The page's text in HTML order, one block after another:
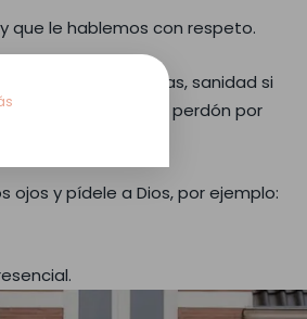
que le hablemos con respeto.
financieras, sanidad si
y que le pidamos perdón por
ojos y pídele a Dios, por ejemplo: